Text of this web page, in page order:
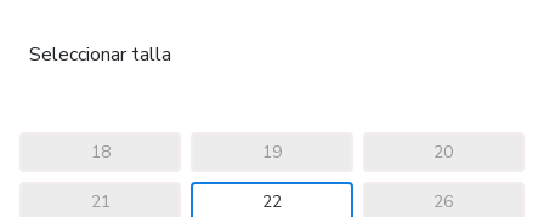
Seleccionar talla
18 19 20
21 22 26